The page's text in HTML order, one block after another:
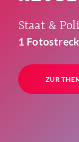
Staat &
1
ZUR